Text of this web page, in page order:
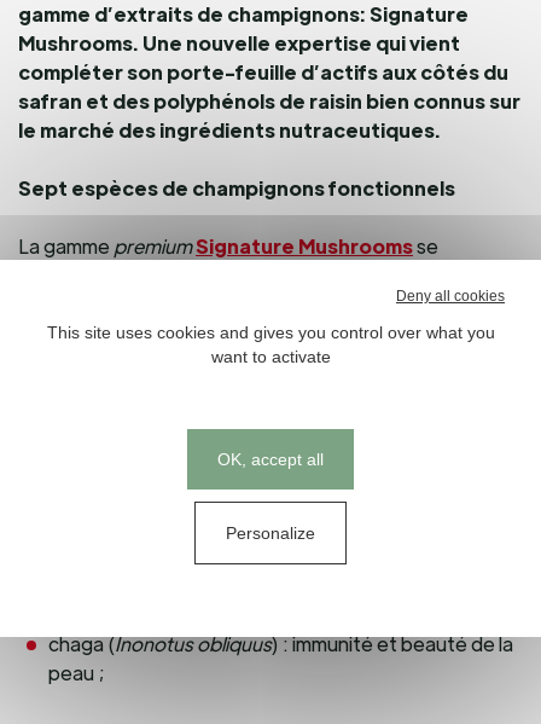
gamme d’extraits de champignons: Signature
Mushrooms. Une nouvelle expertise qui vient
compléter son porte-feuille d’actifs aux côtés du
safran et des polyphénols de raisin bien connus sur
le marché des ingrédients nutraceutiques.
Sept espèces de champignons fonctionnels
La gamme premiumSignature Mushroomsse
champignons (fructifères et mycellium) dits fonctionnels
aux profils bioactifs standardisés (polysaccharides,
bêta-glucanes, etc.) et qui offrent des potentiels de
santé métabolique, vitalité, beauté, etc.). On retrouve :
chaga (Inonotus obliquus) : immunité et beauté de la
peau ;
Cookies management panel
This site uses cookies and gives you control over what you
want to activate
OK, accept all
Deny all cookies
Personalize